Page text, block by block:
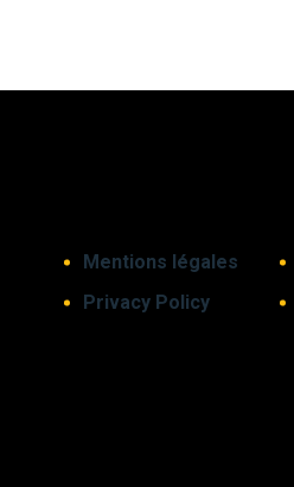
Mentions légales
Privacy Policy